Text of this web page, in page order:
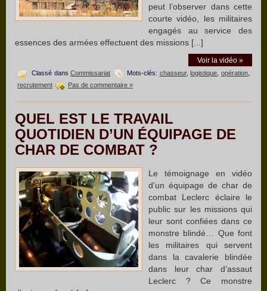
peut l’observer dans cette
courte vidéo, les militaires
engagés au service des
essences des armées effectuent des missions [...]
Voir la vidéo »
Classé dansCommissariat Mots-clés: chasseur,logistique opération
recrutement
Pas de commentaire »
QUEL EST LE TRAVAIL
QUOTIDIEN D’UN ÉQUIPAGE DE
CHAR DE COMBAT ?
Le témoignage en vidéo
d’un équipage de char de
combat Leclerc éclaire le
public sur les missions qui
leur sont confiées dans ce
monstre blindé… Que font
les militaires qui servent
dans la cavalerie blindée
dans leur char d’assaut
Leclerc ? Ce monstre